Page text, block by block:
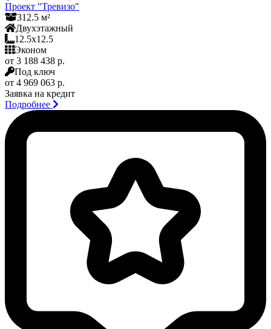
Проект "Тревизо"
312.5 м²
Двухэтажный
12.5x12.5
Эконом
от 3 188 438 р.
Под ключ
от 4 969 063 р.
Заявка на кредит
Подробнее